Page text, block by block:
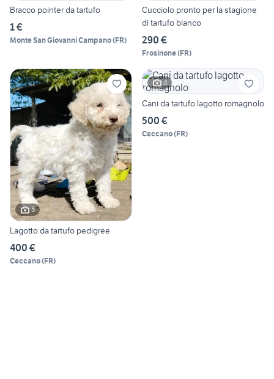
Bracco pointer da tartufo
1 €
Monte San Giovanni Campano(FR)
Cucciolo pronto per la stagione
di tartufo bianco
290 €
Frosinone(FR)
5
Lagotto da tartufo pedigree
400 €
Ceccano(FR)
4
Cani da tartufo lagotto romagnolo
500 €
Ceccano(FR)